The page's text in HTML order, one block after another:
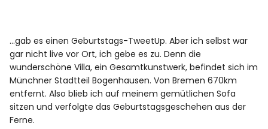
Bloggerreisen
Über mich
…gab es einen Geburtstags-TweetUp. Aber ich selbst war
gar nicht live vor Ort, ich gebe es zu. Denn die
wunderschöne Villa, ein Gesamtkunstwerk, befindet sich im
Münchner Stadtteil Bogenhausen. Von Bremen 670km
entfernt. Also blieb ich auf meinem gemütlichen Sofa
sitzen und verfolgte das Geburtstagsgeschehen aus der
Ferne.